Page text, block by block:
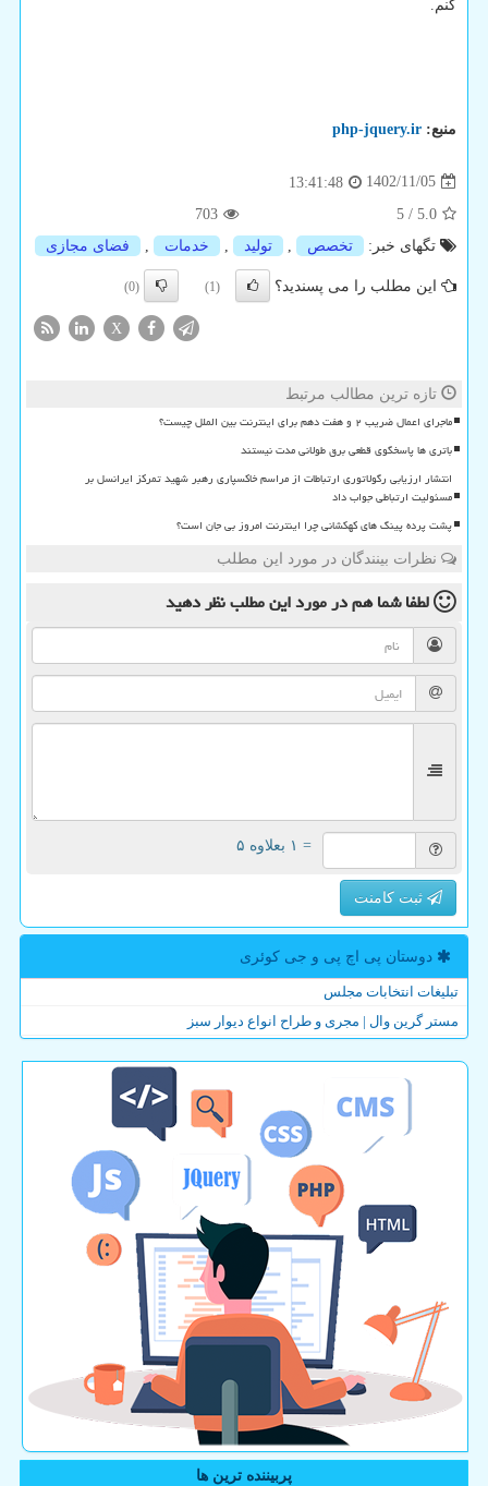
کنم.
منبع: php-jquery.ir
1402/11/05
13:41:48
5.0
/
5
703
تگهای خبر:
تخصص , تولید , خدمات , فضای مجازی
این مطلب را می پسندید؟ (1)
(0)
X
تازه ترین مطالب مرتبط
ماجرای اعمال ضریب ۲ و هفت دهم برای اینترنت بین الملل چیست؟
باتری ها پاسخگوی قطعی برق طولانی مدت نیستند
انتشار ارزیابی رگولاتوری ارتباطات از مراسم خاکسپاری رهبر شهید تمرکز ایرانسل بر
مسئولیت ارتباطی جواب داد
پشت پرده پینگ های کهکشانی چرا اینترنت امروز بی جان است؟
نظرات بینندگان در مورد این مطلب
لطفا شما همدر مورد این مطلبنظر دهید
= ۱ بعلاوه ۵
ثبت کامنت
دوستان پی اچ پی و جی كوئری
تبلیغات انتخابات مجلس
مستر گرین وال | مجری و طراح انواع دیوار سبز
پربیننده ترین ها